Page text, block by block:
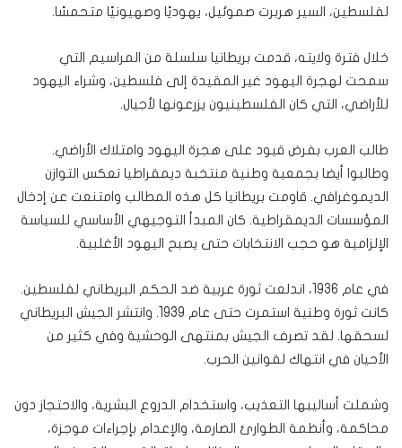
لفلسطين، السير هربرت صموئيل، يهوديًا وصهيونيًا متحمسًا.
خلال فترة ولايته، قدمت بريطانيا سلسلة من المراسيم التي
سمحت لهجرة اليهود غير المقيدة إلى فلسطين، وشراء اليهود
للأراضي، التي كان الفلسطينيون يزرعونها لأجيال.
طالب العرب بفرض قيود على هجرة اليهود وامتلاك الأراضي.
وطالبوا أيضا بجمعية وطنية منتخبة ديمقراطيا تعكس التوازن
الديموغرافي. قاومت بريطانيا كل هذه المطالب وامتنعت عن إدخال
المؤسسات الديمقراطية. كان المبدأ التوجيهي الأساسي للسياسة
الإلزامية هو حجب الانتخابات حتى يصبح اليهود الأغلبية.
في عام 1936، اندلعت ثورة عربية ضد الحكم البريطاني لفلسطين.
كانت ثورة وطنية استمرت حتى عام 1939. وانتشر الجيش البريطاني
لسحقها. لقد تصرف الجيش بمنتهى الوحشية وفي كثير من
الأحيان في انتهاك لقوانين الحرب.
وشملت أساليبها التعذيب، واستخدام الدروع البشرية، والاحتجاز دون
محاكمة، وأنظمة الطوارئ الصارمة، والإعدام بإجراءات موجزة،